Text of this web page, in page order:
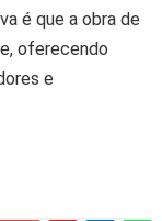
é que a obra de
oferecendo
e